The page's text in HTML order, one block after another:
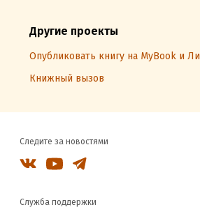
Другие проекты
Опубликовать книгу на MyBook и
Книжный вызов
Следите за новостями
Служба поддержки